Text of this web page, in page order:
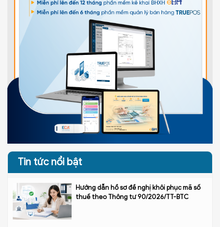
Tin tức nổi bật
Hướng dẫn hồ sơ đề nghị khôi phục mã số
thuế theo Thông tư 90/2026/TT-BTC